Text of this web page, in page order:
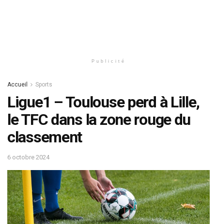
Publicité
Accueil Sports
Ligue1 – Toulouse perd à Lille,
le TFC dans la zone rouge du
classement
6 octobre 2024